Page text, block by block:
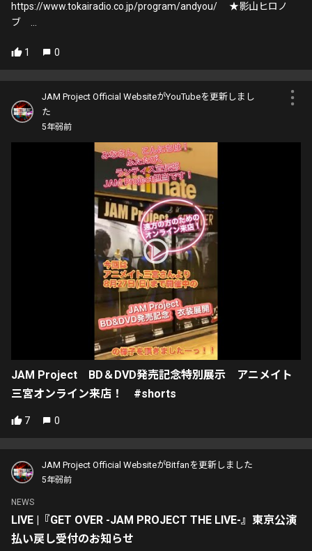
https://www.tokairadio.co.jp/program/andyou/ ★影山ヒロノ
ブ ...
1 0
JAM Project Official WebsiteがYouTubeを更新しまし
た
5年弱前
JAM Project BD＆DVD発売記念特別展示 アニメイト
三宮オンライン来店！ #shorts
7 0
JAM Project Official WebsiteがBitfanを更新しました
5年弱前
NEWS
LIVE |『GET OVER -JAM PROJECT THE LIVE-』東京公演
払い戻し受付のお知らせ